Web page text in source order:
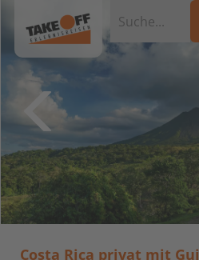
Costa Rica privat mit